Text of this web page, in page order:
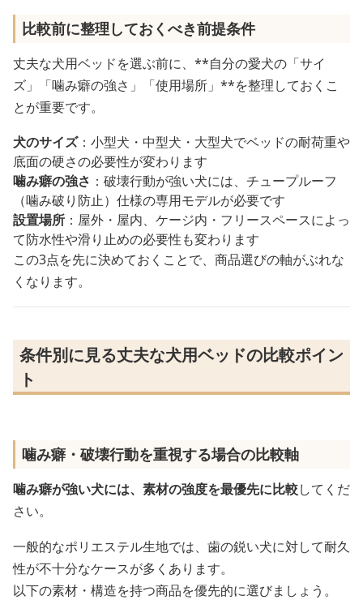
比較前に整理しておくべき前提条件
丈夫な犬用ベッドを選ぶ前に、**自分の愛犬の「サイ
ズ」「噛み癖の強さ」「使用場所」**を整理しておくこ
とが重要です。
犬のサイズ：小型犬・中型犬・大型犬でベッドの耐荷重や
底面の硬さの必要性が変わります
噛み癖の強さ ：破壊行動が強い犬には、チュープルーフ
（噛み破り防止）仕様の専用モデルが必要です
設置場所 ：屋外・屋内、ケージ内・フリースペースによっ
て防水性や滑り止めの必要性も変わります
この3点を先に決めておくことで、商品選びの軸がぶれな
くなります。
条件別に見る丈夫な犬用ベッドの比較ポイン
ト
噛み癖・破壊行動を重視する場合の比較軸
噛み癖が強い犬には、素材の強度を最優先に比較してくだ
さい。
一般的なポリエステル生地では、歯の鋭い犬に対して耐久
性が不十分なケースが多くあります。
以下の素材・構造を持つ商品を優先的に選びましょう。